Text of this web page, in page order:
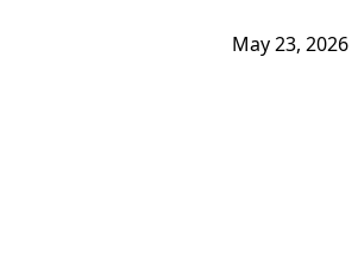
May 23, 2026